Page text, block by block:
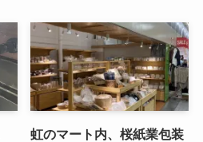
虹のマート内、桜紙業包装